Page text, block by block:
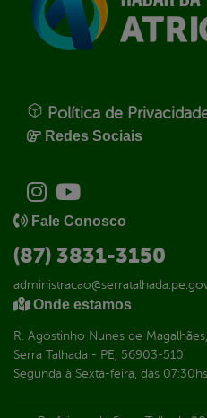
Política de
Redes Sociais
Fale Conosco
(87) 3831-3150
Onde estamos
R. Agostinho Nunes de
Serra Talhada - PE, 56903-510
Segunda à Sexta-feira, das